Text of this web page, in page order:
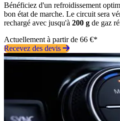
Bénéficiez d'un refroidissement
bon état de marche. Le circuit sera
rechargé avec jusqu'à 200 g de gaz
Actuellement à partir de 66 €*
Recevez des devis